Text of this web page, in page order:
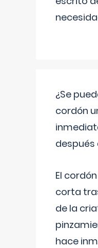
¿Se
cordón
después
El
corta
de la
hace